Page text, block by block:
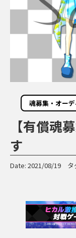
魂募集・オー
【有償魂
す
Date: 2021/08/19 タ